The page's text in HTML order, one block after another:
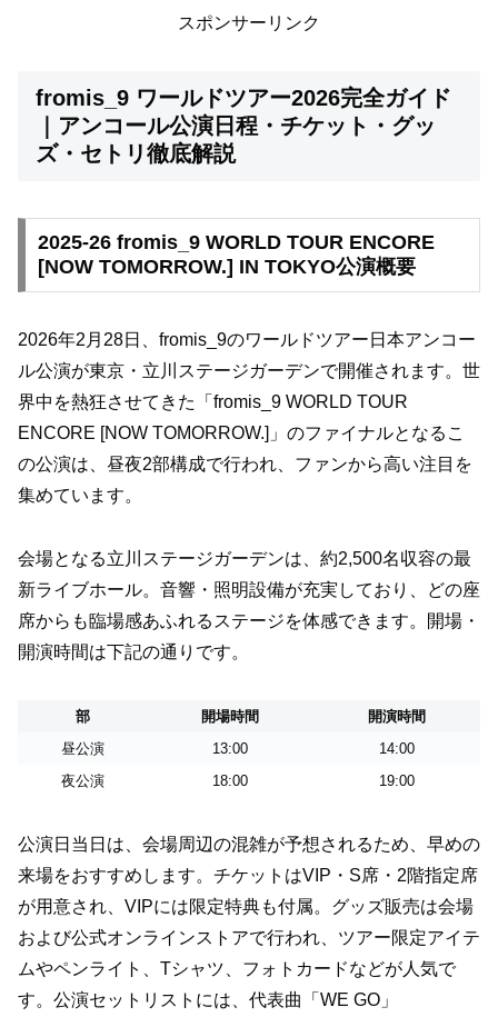
スポンサーリンク
fromis_9 ワールドツアー2026完全ガイド
｜アンコール公演日程・チケット・グッ
ズ・セトリ徹底解説
2025-26 fromis_9 WORLD TOUR ENCORE
[NOW TOMORROW.] IN TOKYO公演概要
2026年2月28日、fromis_9のワールドツアー日本アンコー
ル公演が東京・立川ステージガーデンで開催されます。世
界中を熱狂させてきた「fromis_9 WORLD TOUR
ENCORE [NOW TOMORROW.]」のファイナルとなるこ
の公演は、昼夜2部構成で行われ、ファンから高い注目を
集めています。
会場となる立川ステージガーデンは、約2,500名収容の最
新ライブホール。音響・照明設備が充実しており、どの座
席からも臨場感あふれるステージを体感できます。開場・
開演時間は下記の通りです。
部 開場時間
開演時間
昼公演
13:00
14:00
夜公演
18:00 19:00
公演日当日は、会場周辺の混雑が予想されるため、早めの
来場をおすすめします。チケットはVIP・S席・2階指定席
が用意され、VIPには限定特典も付属。グッズ販売は会場
および公式オンラインストアで行われ、ツアー限定アイテ
ムやペンライト、Tシャツ、フォトカードなどが人気で
す。公演セットリストには、代表曲「WE GO」